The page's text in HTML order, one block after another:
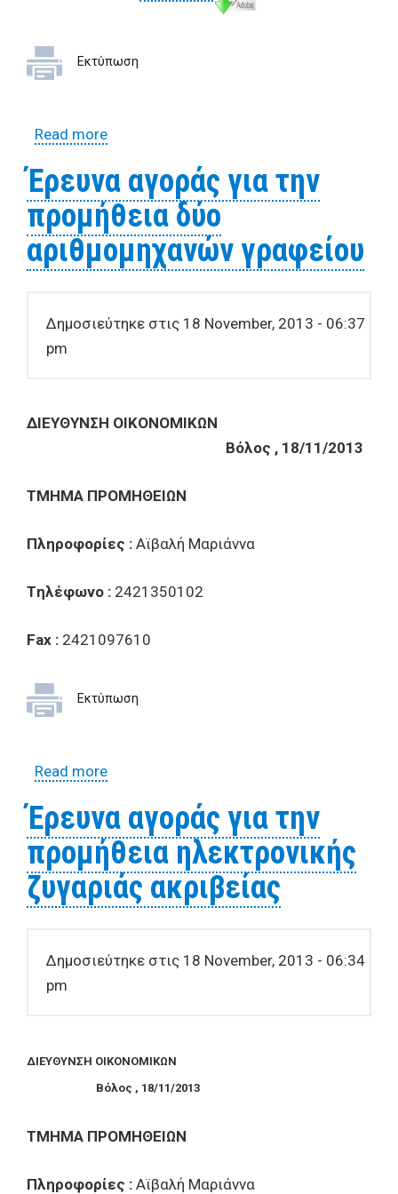
Εκτύπωση
Read moreabout Ανοιχτός Πρόχειρος Διαγωνισμός
Έρευνα αγοράς για την
προμήθεια δύο
αριθμομηχανών γραφείου
Δημοσιεύτηκε στις 18 November, 2013 - 06:37
pm
ΔIEYΘYNΣH OIKONOMIKΩN
Bόλος , 18/11/2013
TMHMA ΠPOMHΘEIΩN
Πληροφορίες : Αϊβαλή Μαριάννα
Tηλέφωνο : 2421350102
Fax : 2421097610
Εκτύπωση
Read moreabout Έρευνα αγοράς για την προμήθεια
Έρευνα αγοράς για την
προμήθεια ηλεκτρονικής
ζυγαριάς ακριβείας
Δημοσιεύτηκε στις 18 November, 2013 - 06:34
pm
ΔIEYΘYNΣH OIKONOMIKΩN
Bόλος , 18/11/2013
TMHMA ΠPOMHΘEIΩN
Πληροφορίες : Αϊβαλή Μαριάννα